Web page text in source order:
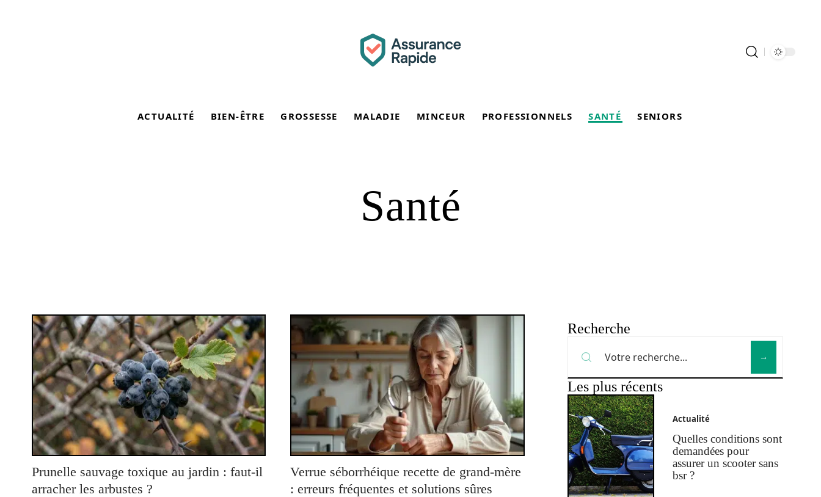
ACTUALITÉ BIEN-ÊTRE GROSSESSE MALADIE MINCEUR PROFESSIONNELS SANTÉ SENIORS
Santé
Prunelle sauvage toxique au jardin : faut-il
arracher les arbustes ?
Verrue séborrhéique recette de grand-mère
: erreurs fréquentes et solutions sûres
Recherche
Les plus récents
Actualité
Quelles conditions sont
demandées pour
assurer un scooter sans
bsr ?